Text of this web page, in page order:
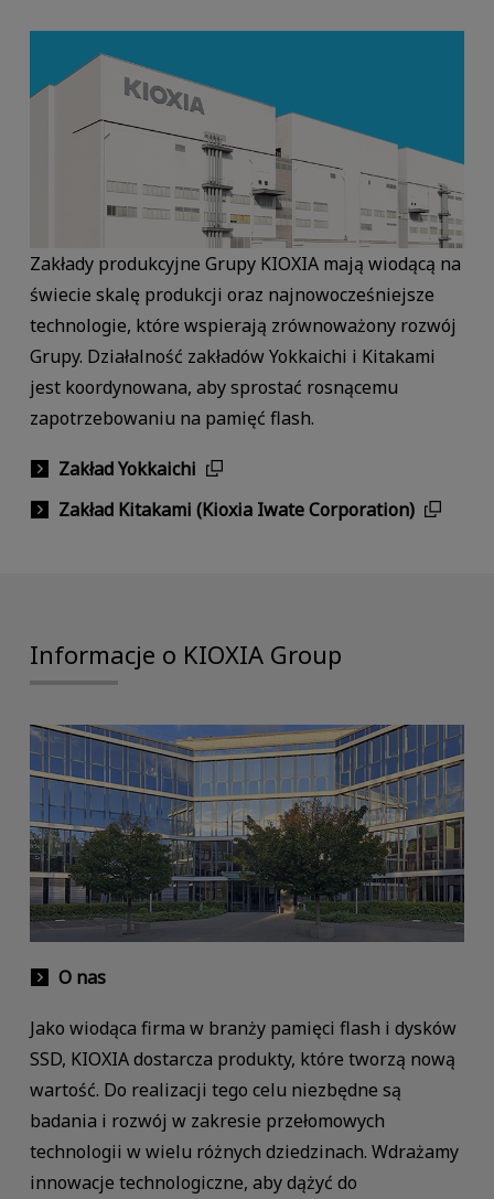
Zakłady produkcyjne Grupy KIOXIA mają wiodącą na
świecie skalę produkcji oraz najnowocześniejsze
technologie, które wspierają zrównoważony rozwój
Grupy. Działalność zakładów Yokkaichi i Kitakami
jest koordynowana, aby sprostać rosnącemu
zapotrzebowaniu na pamięć flash.
Zakład Yokkaichi
Zakład Kitakami (Kioxia Iwate Corporation)
Informacje o KIOXIA Group
O nas
Jako wiodąca firma w branży pamięci flash i dysków
SSD, KIOXIA dostarcza produkty, które tworzą nową
wartość. Do realizacji tego celu niezbędne są
badania i rozwój w zakresie przełomowych
technologii w wielu różnych dziedzinach. Wdrażamy
innowacje technologiczne, aby dążyć do